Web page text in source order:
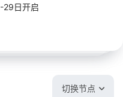
29日开启
切换节点